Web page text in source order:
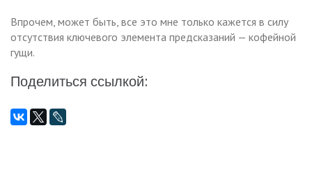
Впрочем, может быть, все это мне только кажется в силу
отсутствия ключевого элемента предсказаний — кофейной
гущи.
Поделиться ссылкой: